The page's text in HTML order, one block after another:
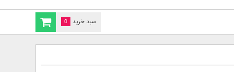
سبد خرید 0